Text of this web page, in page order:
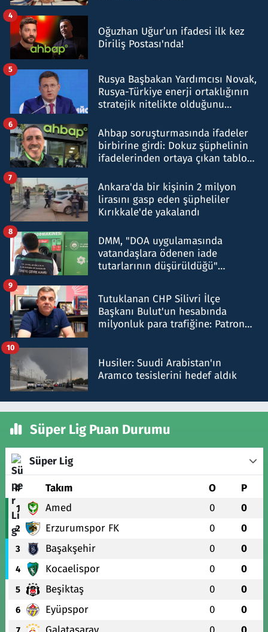
Oğuzhan Uğur’un ifadesi ilk kez
Diriliş Postası'nda!
4
Rusya Başbakan Yardımcısı Novak,
Rusya-Türkiye enerji ortaklığının
stratejik nitelikte olduğunu
5
Ahbap soruşturmasında ifadeler
birbirine girdi: Dokuz şüphelinin
ifadelerinden ortaya çıkan tablo
6
Ankara'da bir kişinin 2 milyon
lirasını gasp eden şüpheliler
Kırıkkale'de yakalandı
7
DMM, "DOA uygulamasında
vatandaşlara ödenen iade
tutarlarının düşürüldüğü"
8
Tutuklanan CHP Silivri İlçe
Başkanı Bulut'un hesabında
milyonluk para trafiğine: Patron
9
Husiler: Suudi Arabistan'ın
Aramco tesislerini hedef aldık
10
Süper Lig Puan Durumu
Süper Lig
# Takım O P
1 Amed 0 0
2 Erzurumspor FK 0 0
3 Başakşehir 0 0
4 Kocaelispor 0 0
5 Beşiktaş 0 0
6 Eyüpspor 0 0